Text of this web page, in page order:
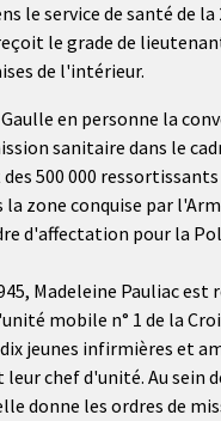
le service de santé de la
le grade de
de l'intérieur.
en personne la
sanitaire dans le
500 000
zone conquise par
d'affectation pour la
Madeleine Pauliac est
mobile n° 1 de la
jeunes infirmières et
chef d'unité. Au sein
donne les ordres de